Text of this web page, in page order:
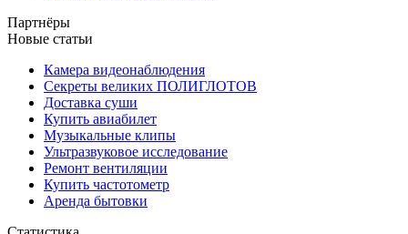
Партнёры
Новые статьи
Камера видеонаблюдения
Секреты великих ПОЛИГЛОТОВ
Доставка суши
Купить авиабилет
Музыкальные клипы
Ультразвуковое исследование
Ремонт вентиляции
Купить частотометр
Аренда бытовки